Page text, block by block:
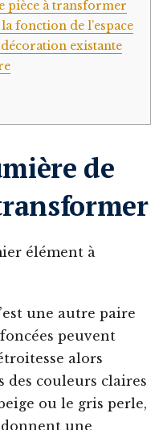
pièce à transformer
fonction de l’espace
existante
de
élément à
une autre paire
peuvent
alors
des couleurs claires
ou le gris perle,
une